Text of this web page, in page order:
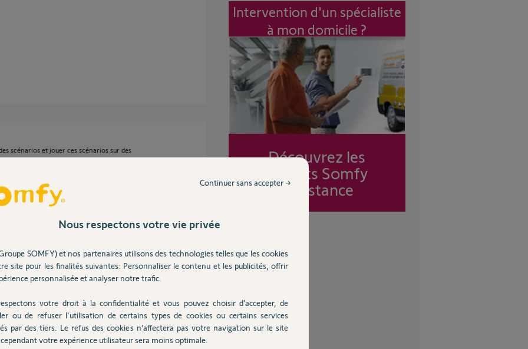
scénarios et jouer ces scénarios sur des
certaine heure et un scénario fermeture à
de voir que dans les scénarios on ne
les horaires on peux juste décaler de
que l'on veut merci
Intervention d'un spécialiste
à mon domicile ?
Découvrez les
forfaits Somfy
Assistance
Nous respectons votre vie privée
SOMFY) et nos partenaires utilisons des technologies telles que les cookies
site pour les finalités suivantes: Personnaliser le contenu et les publicités, offrir
personnalisée et analyser notre trafic.
votre droit à la confidentialité et vous pouvez choisir d’accepter, de
ou de refuser l'utilisation de certains types de cookies ou certains services
par des tiers. Le refus des cookies n’affectera pas votre navigation sur le site
votre expérience utilisateur sera moins optimale.
Continuer sans accepter →